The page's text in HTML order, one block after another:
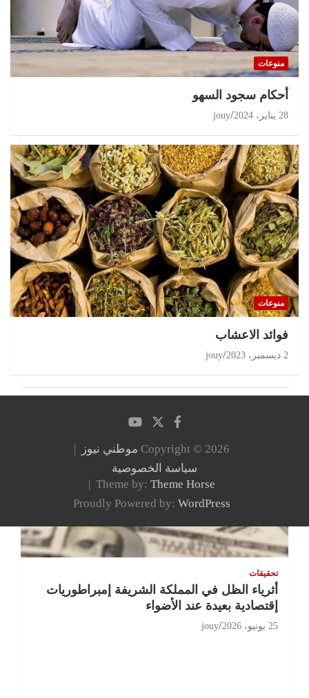
تحقيقات
أثرياء الظل في المملكة الشريفة إمبراطوريات
إقتصادية بعيدة عند الأضواء
25 يونيو، 2026 jouy
منوعات
أحكام سجود السهو
28 يناير، 2024 jouy
منوعات
‏فوائد الاعشاب
2 ديسمبر، 2023 jouy
Copyright © 2026 موطني نيوز
سياسة الخصوصية
Theme by: Theme Horse
Proudly Powered by: WordPress